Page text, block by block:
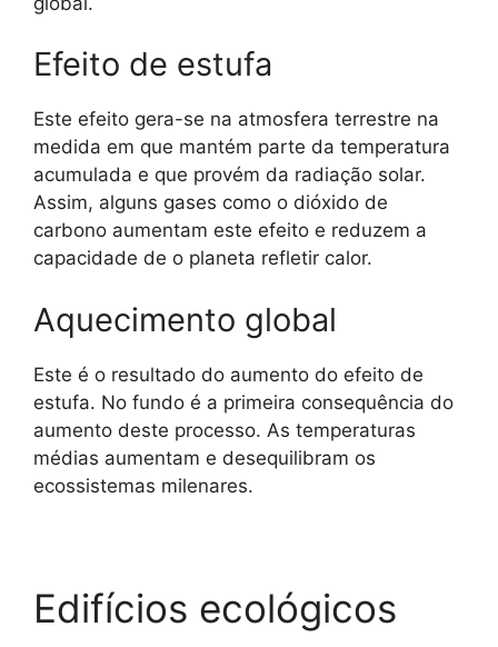
Efeito de estufa
Este efeito gera-se na atmosfera terrestre na
medida em que mantém parte da temperatura
acumulada e que provém da radiação solar.
Assim, alguns gases como o dióxido de
carbono aumentam este efeito e reduzem a
capacidade de o planeta refletir calor.
Aquecimento global
Este é o resultado do aumento do efeito de
estufa. No fundo é a primeira consequência do
aumento deste processo. As temperaturas
médias aumentam e desequilibram os
ecossistemas milenares.
Edifícios ecológicos